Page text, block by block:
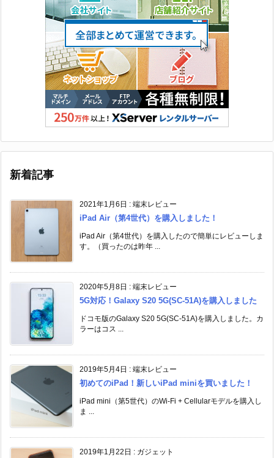
新着記事
2021年1月6日 : 端末レビュー
iPad Air（第4世代）を購入しました！
iPad Air（第4世代）を購入したので簡単にレビューしま
す。（買ったのは昨年 ...
2020年5月8日 : 端末レビュー
5G対応！Galaxy S20 5G(SC-51A)を購入しました
ドコモ版のGalaxy S20 5G(SC-51A)を購入しました。カ
ラーはコス ...
2019年5月4日 : 端末レビュー
初めてのiPad！新しいiPad miniを買いました！
iPad mini（第5世代）のWi-Fi + Cellularモデルを購入し
ま ...
2019年1月22日 : ガジェット